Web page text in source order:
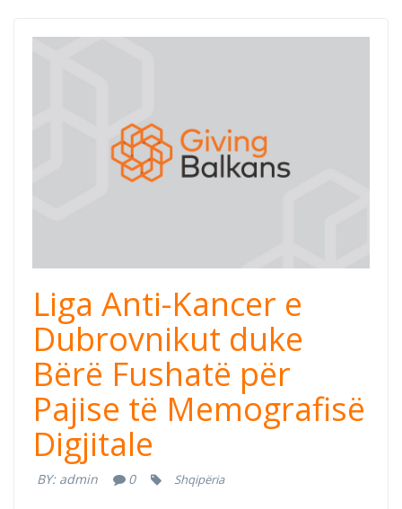
Liga Anti-Kancer e
Dubrovnikut duke
Bërë Fushatë për
Pajise të Memografisë
Digjitale
BY: admin 0 Shqipëria